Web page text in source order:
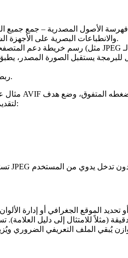
فهرسة الأصول المصدرية
– عرض عينة تمثيلية بكل صيغة مرشحة على عدة مستويات ضغط. قياس حجم الملف، SSIM، والانطباعات البصرية على الأجهزة الشائعة.
رسم خريطة دعم
– ربط خطوة التحويل بعملية البناء بحيث تمر أي أصل جديد أو محدث عبر نفس “بوابات الجودة” قبل النشر.
لتقديم الملف الأمثل: